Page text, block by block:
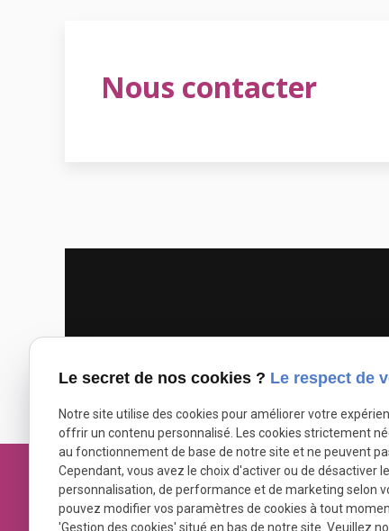
Nous contacter
Le secret de nos cookies ? Le respect de
Notre site utilise des cookies pour améliorer votre
offrir un contenu personnalisé. Les cookies strictement
au fonctionnement de base de notre site et ne peuvent
Cependant, vous avez le choix d'activer ou de désactiver
personnalisation, de performance et de marketing selon
pouvez modifier vos paramètres de cookies à tout
'Gestion des cookies' situé en bas de notre site. Veuillez